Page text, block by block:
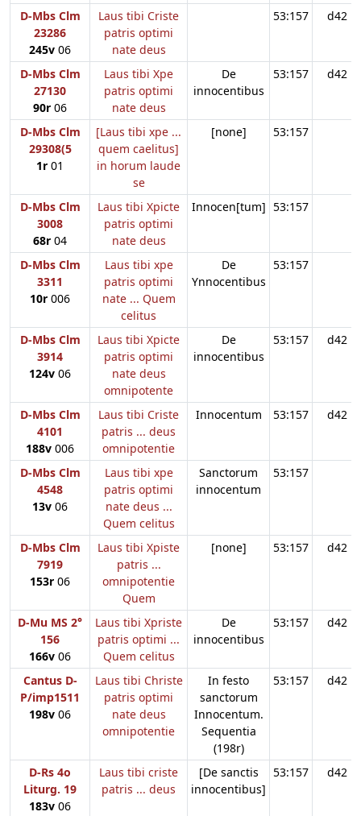
D-Mbs Clm
23286
245v 06
Laus tibi Criste
patris optimi
nate deus
53:157 d42
D-Mbs Clm
27130
90r 06
Laus tibi Xpe
patris optimi
nate deus
De
innocentibus
53:157 d42
D-Mbs Clm
29308(5
1r 01
[Laus tibi xpe ...
quem caelitus]
in horum laude
se
[none] 53:157
D-Mbs Clm
3008
68r 04
Laus tibi Xpicte
patris optimi
nate deus
Innocen[tum] 53:157
D-Mbs Clm
3311
10r 006
Laus tibi xpe
patris optimi
nate ... Quem
celitus
De
Ynnocentibus
53:157
D-Mbs Clm
3914
124v 06
Laus tibi Xpicte
patris optimi
nate deus
omnipotente
De
innocentibus
53:157 d42
D-Mbs Clm
4101
188v 006
Laus tibi Criste
patris ... deus
omnipotentie
Innocentum 53:157 d42
D-Mbs Clm
4548
13v 06
Laus tibi xpe
patris optimi
nate deus ...
Quem celitus
Sanctorum
innocentum
53:157
D-Mbs Clm
7919
153r 06
Laus tibi Xpiste
patris ...
omnipotentie
Quem
[none] 53:157 d42
D-Mu MS 2°
156
166v 06
Laus tibi Xpriste
patris optimi ...
Quem celitus
De
innocentibus
53:157 d42
Cantus D-
P/imp1511
198v 06
Laus tibi Christe
patris optimi
nate deus
omnipotentie
In festo
sanctorum
Innocentum.
Sequentia
(198r)
53:157 d42
D-Rs 4o
Liturg. 19
183v 06
Laus tibi criste
patris ... deus
[De sanctis
innocentibus]
53:157 d42